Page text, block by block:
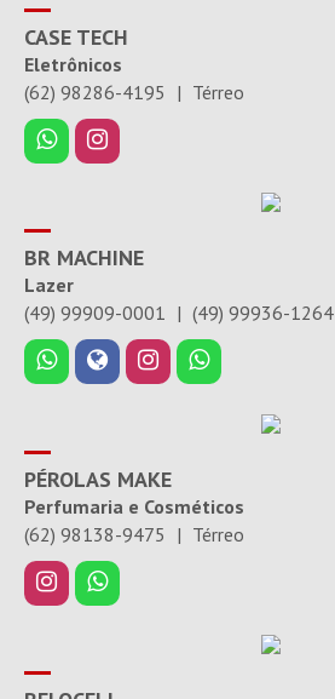
CASE TECH
Eletrônicos
(62) 98286-4195 | Térreo
BR MACHINE
Lazer
(49) 99909-0001
| (49) 99936-1264
PÉROLAS MAKE
Perfumaria e Cosméticos
(62) 98138-9475 | Térreo